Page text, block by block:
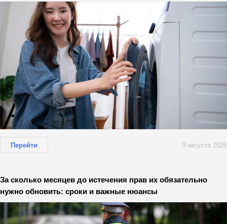
Перейти 9 августа 2026
За сколько месяцев до истечения прав их обязательно
нужно обновить: сроки и важные нюансы